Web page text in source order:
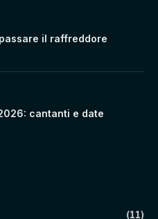
il raffreddore
cantanti e date
(11)